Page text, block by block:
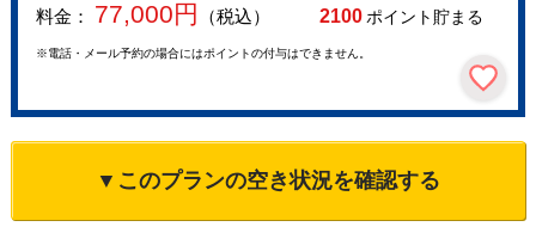
料金： 77,000円 （税込） 2100ポイント貯まる
※電話・メール予約の場合にはポイントの付与はできません。
▼このプランの空き状況を確認する